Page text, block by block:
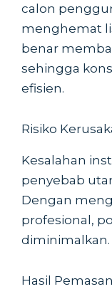
calon
menghemat
benar
sehingga
efisien.
Risiko
Kesalahan
penyebab
Dengan
profesional,
diminimalkan.
Hasil